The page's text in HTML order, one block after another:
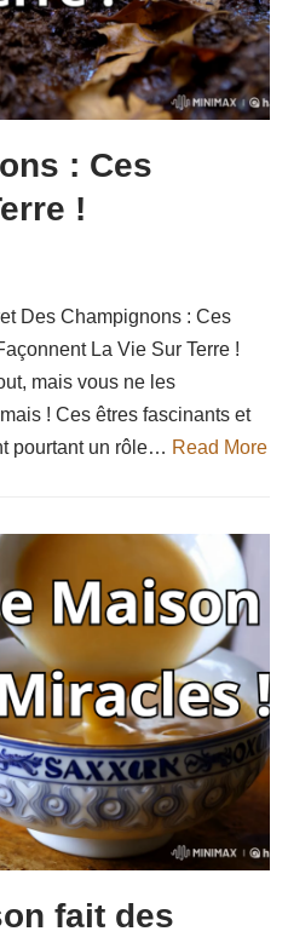
: Ces
!
Des Champignons : Ces
La Vie Sur Terre !
mais vous ne les
! Ces êtres fascinants et
pourtant un rôle… Read More
fait des